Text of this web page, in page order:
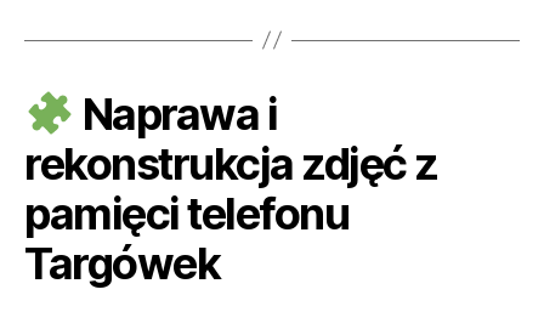
Naprawa i
rekonstrukcja zdjęć z
pamięci telefonu
Targówek